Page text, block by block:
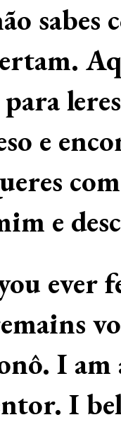
e
e
ever
I am
I